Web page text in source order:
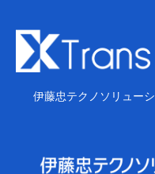
伊藤忠テクノソリュー